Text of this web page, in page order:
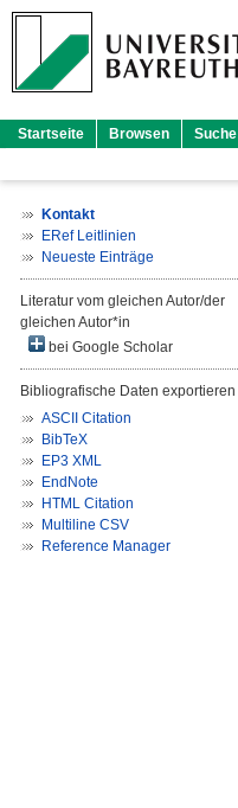
Startseite Browsen Suche
Kontakt
ERef Leitlinien
Neueste Einträge
Literatur vom gleichen Autor/der
gleichen Autor*in
bei Google Scholar
Bibliografische Daten exportieren
ASCII Citation
BibTeX
EP3 XML
EndNote
HTML Citation
Multiline CSV
Reference Manager